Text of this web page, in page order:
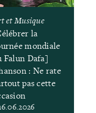
et Musique
la
mondiale
Falun Dafa]
: Ne rate
pas cette